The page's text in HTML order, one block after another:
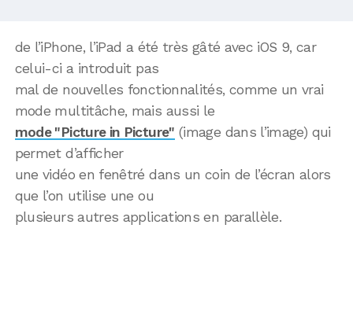
de l’iPhone, l’iPad a été très gâté avec iOS 9, car
celui-ci a introduit pas
mal de nouvelles fonctionnalités, comme un vrai
mode multitâche, mais aussi le
mode "Picture in Picture" (image dans l’image) qui
permet d’afficher
une vidéo en fenêtré dans un coin de l’écran alors
que l’on utilise une ou
plusieurs autres applications en parallèle.